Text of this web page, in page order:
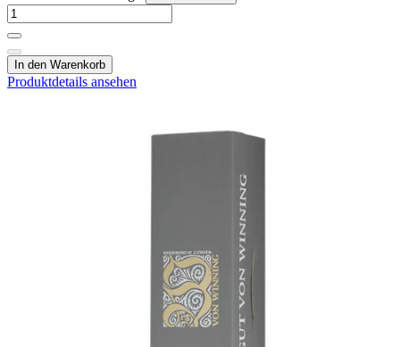
In den Warenkorb
Produktdetails ansehen